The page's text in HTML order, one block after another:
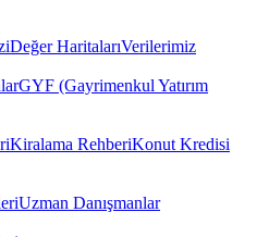
Değer HaritalarıVerilerimiz
GYF (Gayrimenkul Yatırım
Kiralama RehberiKonut Kredisi
Uzman Danışmanlar